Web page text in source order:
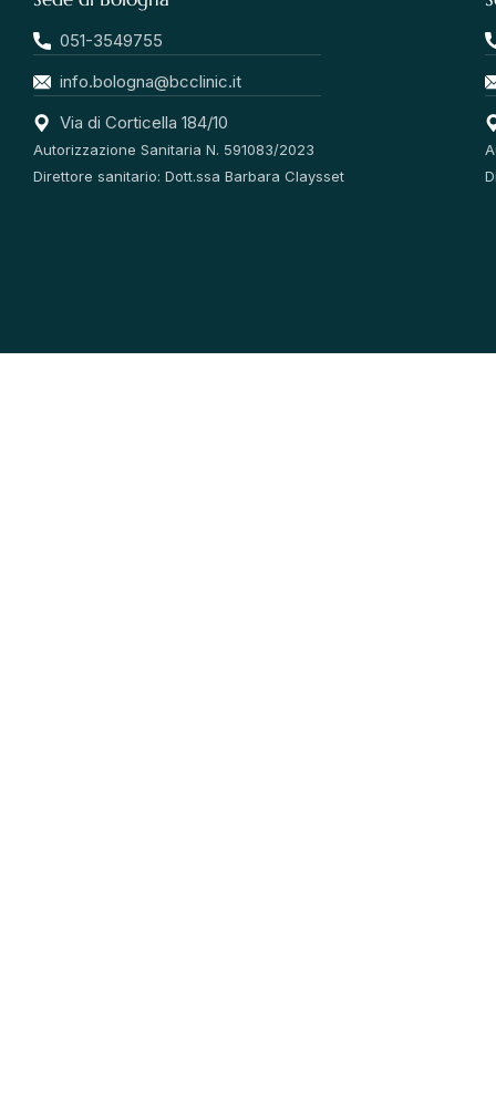
051-3549755
info.bologna@bcclinic.it
Via di Corticella 184/10
Autorizzazione Sanitaria N. 591083/2023
Direttore sanitario: Dott.ssa Barbara Claysset